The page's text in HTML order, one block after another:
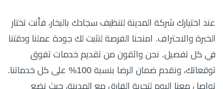
عند اختيارك شركة المدينة لتنظيف سجادك بالبخار، فأنت تختار
الخبرة والاحتراف. امنحنا الفرصة لنثبت لك جودة عملنا ودقتنا
في كل تفصيل. نحن واثقون من تقديم خدمات تفوق
توقعاتك، ونقدم ضمان الرضا بنسبة 100% على كل خدماتنا.
تواصل معنا اليوم لتجربة الفارق مع المدينة، حيث نضع